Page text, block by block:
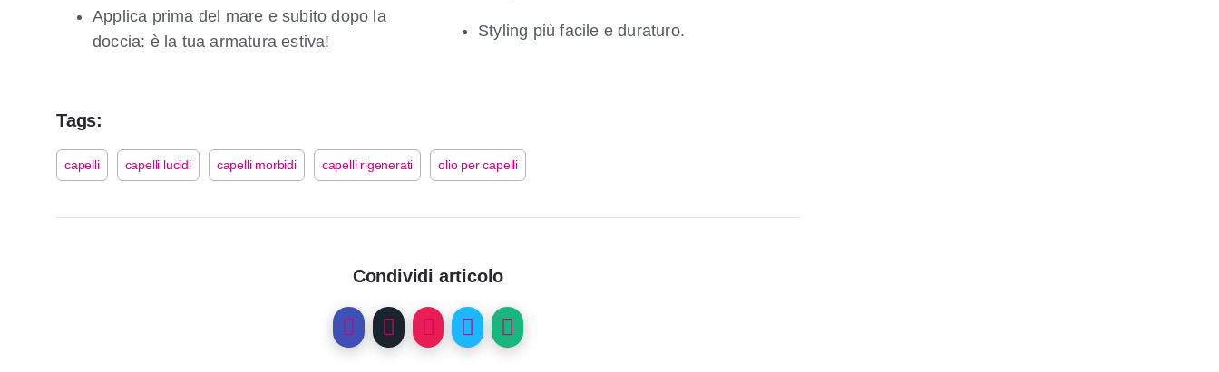
Applica prima del mare e subito dopo la
doccia: è la tua armatura estiva!
Styling più facile e duraturo.
Tags:
capelli capelli lucidi capelli morbidi capelli rigenerati olio per capelli
Condividi articolo